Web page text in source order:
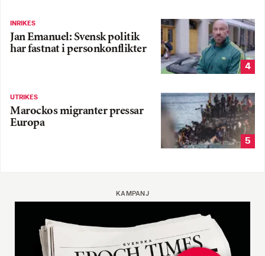
INRIKES
Jan Emanuel: Svensk politik
har fastnat i personkonflikter
4
UTRIKES
Marockos migranter pressar
Europa
5
KAMPANJ